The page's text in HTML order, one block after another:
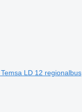
Temsa LD 12 regionalbus